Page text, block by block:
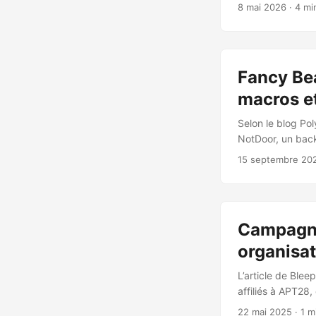
spécialisées,
8 mai 2026 · 4
Fancy
macros
Selon le blog
NotDoor, un
repose sur des
cmdno, dwn,
15 septembre
L’article de
affiliés à
soutenue par
22 mai 2025 · 1